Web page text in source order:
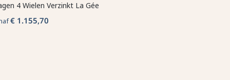
4 Wielen Verzinkt La Gée
€ 1.155,70